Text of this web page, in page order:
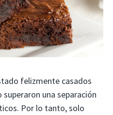
felizmente casados
una separación
Por lo tanto, solo